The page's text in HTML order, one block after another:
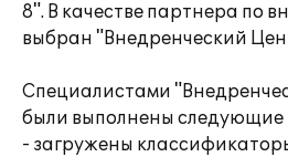
8". В качестве партнера по
выбран "Внедренческий
Специалистами
были выполнены следующие
- загружены